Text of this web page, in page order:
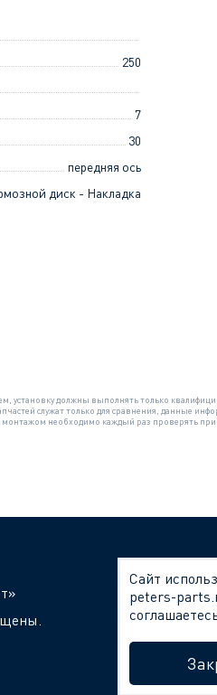
Сайт
peters-
250
7
30
передняя ось
диск - Накладка
установку должны выполнять только
служат только для сравнения, данные
необходимо каждый раз проверять